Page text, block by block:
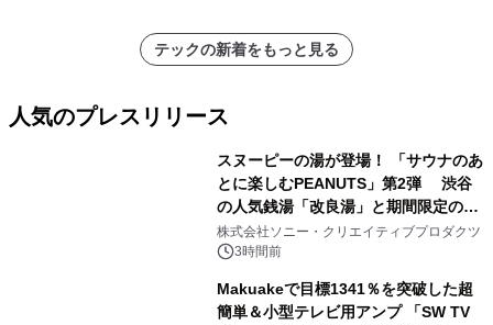
テックの新着をもっと見る
人気のプレスリリース
スヌーピーの湯が登場！ 「サウナのあ
とに楽しむPEANUTS」第2弾 渋谷
の人気銭湯「改良湯」と期間限定のコ
ラボレーション サウナイキタイコラ
ボグッズも発売決定！
株式会社ソニー・クリエイティブプロダクツ
3時間前
Makuakeで目標1341％を突破した超
簡単＆小型テレビ用アンプ 「SW TV